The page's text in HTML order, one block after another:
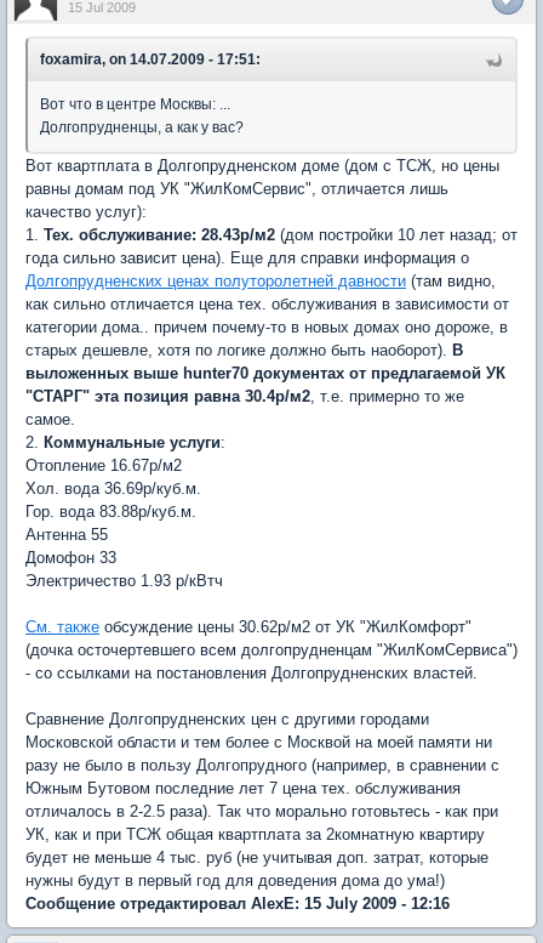
15 Jul 2009
foxamira, on 14.07.2009 - 17:51:
Вот что в центре Москвы: ...
Долгопрудненцы, а как у вас?
Вот квартплата в Долгопрудненском доме (дом с ТСЖ, но цены
равны домам под УК "ЖилКомСервис", отличается лишь
качество услуг):
1. Тех. обслуживание: 28.43р/м2 (дом постройки 10 лет назад; от
года сильно зависит цена). Еще для справки информация о
Долгопрудненских ценах полуторолетней давности (там видно,
как сильно отличается цена тех. обслуживания в зависимости от
категории дома.. причем почему-то в новых домах оно дороже, в
старых дешевле, хотя по логике должно быть наоборот). В
выложенных выше hunter70 документах от предлагаемой УК
"СТАРГ" эта позиция равна 30.4р/м2, т.е. примерно то же
самое.
2. Коммунальные услуги:
Отопление 16.67р/м2
Хол. вода 36.69р/куб.м.
Гор. вода 83.88р/куб.м.
Антенна 55
Домофон 33
Электричество 1.93 р/кВтч
См. также обсуждение цены 30.62р/м2 от УК "ЖилКомфорт"
(дочка осточертевшего всем долгопрудненцам "ЖилКомСервиса")
- со ссылками на постановления Долгопрудненских властей.
Сравнение Долгопрудненских цен с другими городами
Московской области и тем более с Москвой на моей памяти ни
разу не было в пользу Долгопрудного (например, в сравнении с
Южным Бутовом последние лет 7 цена тех. обслуживания
отличалось в 2-2.5 раза). Так что морально готовьтесь - как при
УК, как и при ТСЖ общая квартплата за 2комнатную квартиру
будет не меньше 4 тыс. руб (не учитывая доп. затрат, которые
нужны будут в первый год для доведения дома до ума!)
Сообщение отредактировал AlexE: 15 July 2009 - 12:16